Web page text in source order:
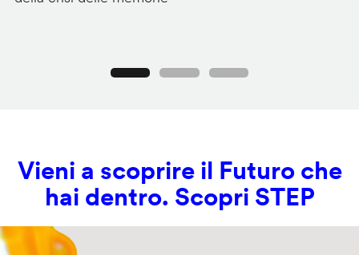
Vieni a scoprire il Futuro che
hai dentro. Scopri STEP